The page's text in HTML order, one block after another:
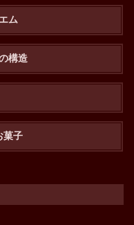
ム
構造
菓子